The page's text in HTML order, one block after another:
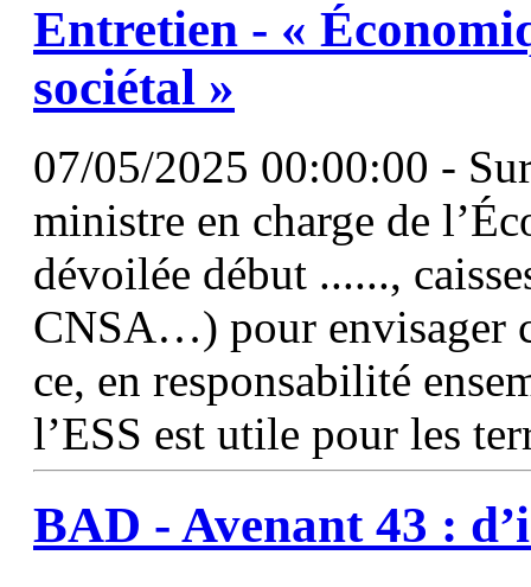
Entretien - «
sociétal »
07/05/2025 00:00:00 -
ministre en charge de
dévoilée début ......,
CNSA…) pour envisager
ce, en responsabilité
l’ESS est utile pour les
BAD - Avenant 43 :